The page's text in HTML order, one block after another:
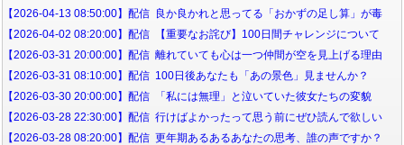
【2026-04-13 08:50:00】配信 良か良かれと思ってる「おかずの足し算」が毒
【2026-04-02 08:20:00】配信 【重要なお詫び】100日間チャレンジについて
【2026-03-31 20:00:00】配信 離れていても心は一つ仲間が空を見上げる理由
【2026-03-31 08:10:00】配信 100日後あなたも「あの景色」見ませんか？
【2026-03-30 20:00:00】配信 「私には無理」と泣いていた彼女たちの変貌
【2026-03-28 22:30:00】配信 行けばよかったって思う前にぜひ読んで欲しい
【2026-03-28 08:20:00】配信 更年期あるあるあなたの思考、誰の声ですか？